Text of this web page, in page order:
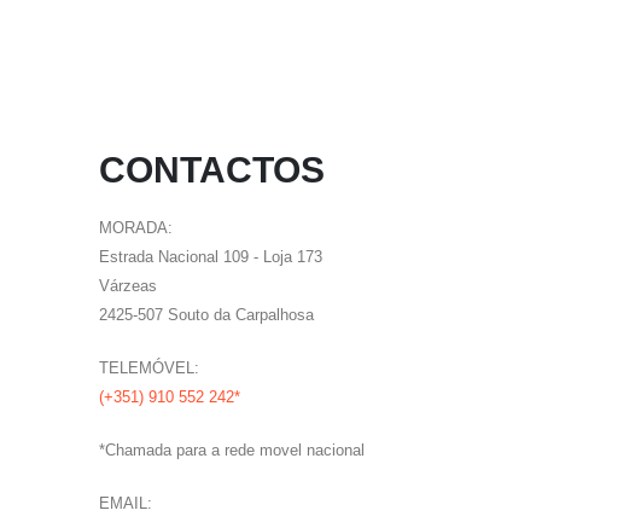
CONTACTOS
MORADA:
Estrada Nacional 109 - Loja 173
Várzeas
2425-507 Souto da Carpalhosa
TELEMÓVEL:
(+351) 910 552 242*
*Chamada para a rede movel nacional
EMAIL: